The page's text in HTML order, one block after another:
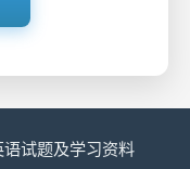
phone safe?
B. Using
试题及学习资料